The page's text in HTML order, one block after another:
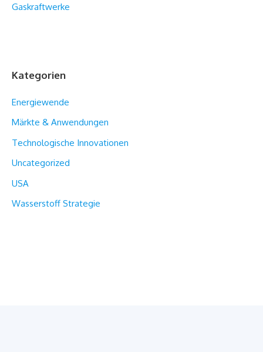
Gaskraftwerke
Kategorien
Energiewende
Märkte & Anwendungen
Technologische Innovationen
Uncategorized
USA
Wasserstoff Strategie